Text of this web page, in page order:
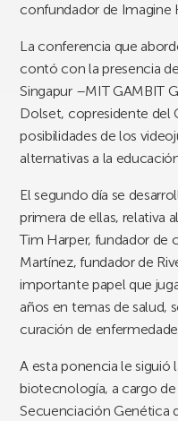
confundador de Imagine
La conferencia que
contó con la presencia
Singapur –MIT GAMBIT
Dolset, copresidente del
posibilidades de los
alternativas a la
El segundo día se
primera de ellas, relativa
Tim Harper, fundador de
Martínez, fundador de
importante papel que
años en temas de salud,
curación de
A esta ponencia le siguió
biotecnología, a cargo
Secuenciación Genética